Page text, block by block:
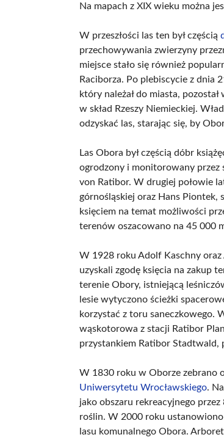
Na mapach z XIX wieku można
W przeszłości las ten był częścią
przechowywania zwierzyny
miejsce stało się również
Raciborza. Po plebiscycie z dnia
który należał do miasta,
w skład Rzeszy Niemieckiej.
odzyskać las, starając się, by
Las Obora był częścią dóbr
ogrodzony i monitorowany przez
von Ratibor. W drugiej połowie
górnośląskiej oraz Hans
księciem na temat możliwości
terenów oszacowano na 45 000
W 1928 roku Adolf Kaschny
uzyskali zgodę księcia na zakup
terenie Obory, istniejącą
lesie wytyczono ścieżki
korzystać z toru saneczkowego.
wąskotorowa z stacji Ratibor
przystankiem Ratibor Stadtwald,
W 1830 roku w Oborze zebrano
Uniwersytetu Wrocławskiego.
jako obszaru rekreacyjnego
roślin. W 2000 roku
lasu komunalnego Obora.